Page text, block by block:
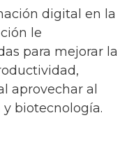
digital en la
le
para mejorar la
aprovechar al
biotecnología.